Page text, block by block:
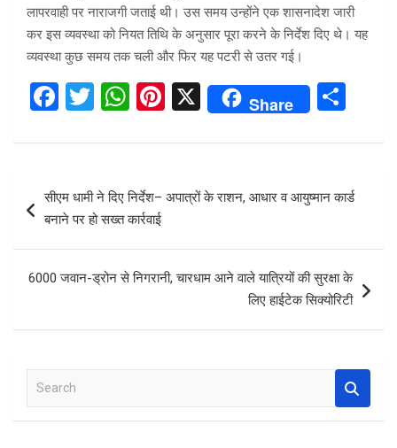
लापरवाही पर नाराजगी जताई थी। उस समय उन्होंने एक शासनादेश जारी
कर इस व्यवस्था को नियत तिथि के अनुसार पूरा करने के निर्देश दिए थे। यह
व्यवस्था कुछ समय तक चली और फिर यह पटरी से उतर गई।
F
ce
o
k
T
tt
er
W
at
s
A
p
Pi
er
t
X Share
ar
e
navigation
सीएम धामी ने दिए निर्देश– अपात्रों के राशन, आधार व आयुष्मान कार्ड
बनाने पर हो सख्त कार्रवाई
6000 जवान-ड्रोन से निगरानी, चारधाम आने वाले यात्रियों की सुरक्षा के
लिए हाईटेक सिक्योरिटी
a